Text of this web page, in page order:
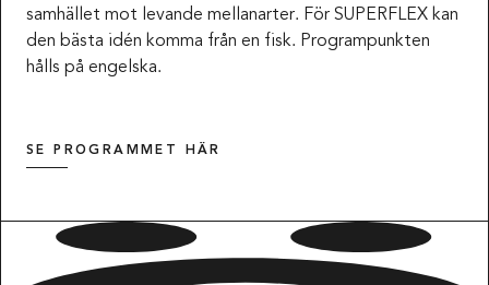
samhället mot levande mellanarter. För SUPERFLEX kan
den bästa idén komma från en fisk. Programpunkten
hålls på engelska.
SE PROGRAMMET HÄR